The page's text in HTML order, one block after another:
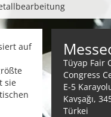
auf
sie
Tüyap Fair
Congress
E-5
Kavşağı,
Türkei